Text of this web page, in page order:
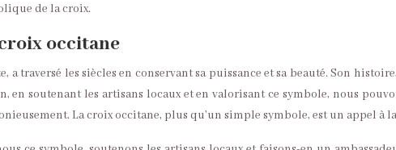
de la croix.
occitane
traversé les siècles en conservant sa puissance et sa beauté. Son
soutenant les artisans locaux et en valorisant ce symbole, nous
La croix occitane, plus qu’un simple symbole, est un appel à